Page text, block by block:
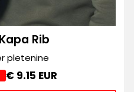
Rib
pletenine
€ 9.15 EUR